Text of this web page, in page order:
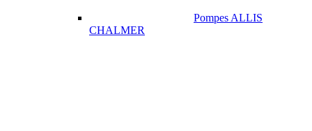
Pompes ALLIS
CHALMER